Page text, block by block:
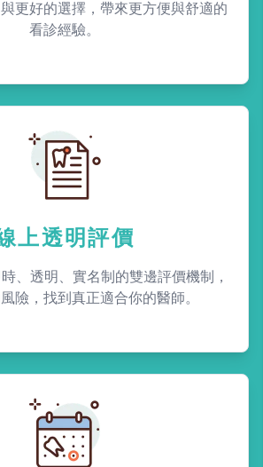
更好的選擇，帶來更方便與舒適的
看診經驗。
上透明評價
、透明、實名制的雙邊評價機制，
險，找到真正適合你的醫師。